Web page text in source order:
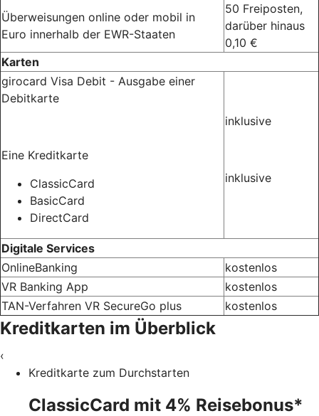
Überweisungen online oder mobil in
Euro innerhalb der EWR-Staaten
50 Freiposten,
darüber hinaus
0,10 €
Karten
girocard Visa Debit - Ausgabe einer
Debitkarte
Eine Kreditkarte
ClassicCard
BasicCard
DirectCard
inklusive
inklusive
Digitale Services
OnlineBanking
kostenlos
VR Banking App
kostenlos
TAN-Verfahren VR SecureGo plus
kostenlos
Kreditkarten im Überblick
‹
Kreditkarte zum Durchstarten
ClassicCard mit 4% Reisebonus*